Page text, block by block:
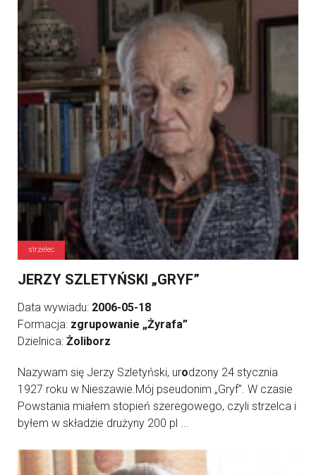
strzelec
JERZY SZLETYŃSKI „GRYF”
Data wywiadu: 2006-05-18
Formacja: zgrupowanie „Żyrafa”
Dzielnica: Żoliborz
Nazywam się Jerzy Szletyński, urodzony 24 stycznia
1927 roku w Nieszawie.Mój pseudonim „Gryf”. W czasie
Powstania miałem stopień szeregowego, czyli strzelca i
byłem w składzie drużyny 200 pl ...